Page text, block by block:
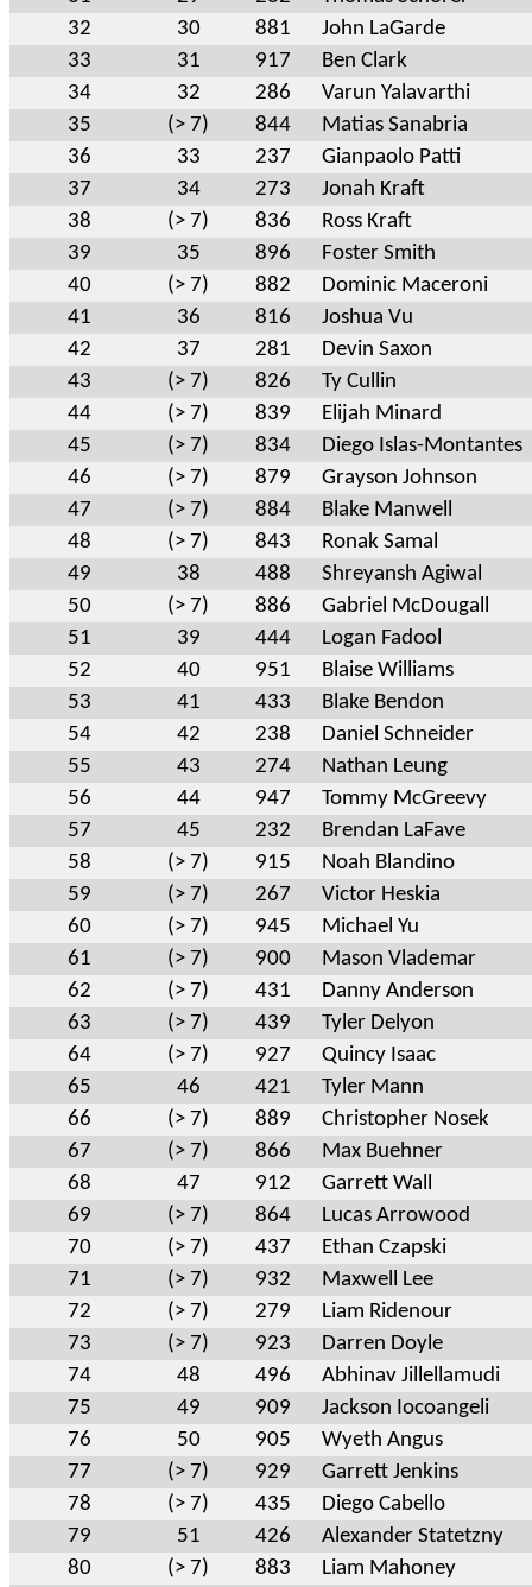
32
30 881
John LaGarde
33
31 917
Ben Clark
34
32 286
Varun Yalavarthi
35
(> 7) 844
Matias Sanabria
36
33 237
Gianpaolo Patti
37
34 273
Jonah Kraft
38
(> 7) 836
Ross Kraft
39
35 896
Foster Smith
40
(> 7) 882
Dominic Maceroni
41
36 816
Joshua Vu
42
37 281
Devin Saxon
43
(> 7) 826
Ty Cullin
44
(> 7) 839
Elijah Minard
45
(> 7) 834
Diego Islas-Montantes
46
(> 7) 879
Grayson Johnson
47
(> 7) 884
Blake Manwell
48
(> 7) 843
Ronak Samal
49
38 488
Shreyansh Agiwal
50
(> 7) 886
Gabriel McDougall
51
39 444
Logan Fadool
52
40 951
Blaise Williams
53
41 433
Blake Bendon
54
42 238
Daniel Schneider
55
43 274
Nathan Leung
56
44 947
Tommy McGreevy
57
45 232
Brendan LaFave
58
(> 7) 915
Noah Blandino
59
(> 7) 267
Victor Heskia
60
(> 7) 945
Michael Yu
61
(> 7) 900
Mason Vlademar
62
(> 7) 431
Danny Anderson
63
(> 7) 439
Tyler Delyon
64
(> 7) 927
Quincy Isaac
65
46 421
Tyler Mann
66
(> 7) 889
Christopher Nosek
67
(> 7) 866
Max Buehner
68
47 912
Garrett Wall
69
(> 7) 864
Lucas Arrowood
70
(> 7) 437
Ethan Czapski
71
(> 7) 932
Maxwell Lee
72
(> 7) 279
Liam Ridenour
73
(> 7) 923
Darren Doyle
74
48 496
Abhinav Jillellamudi
75
49 909
Jackson Iocoangeli
76
50 905
Wyeth Angus
77
(> 7) 929
Garrett Jenkins
78
(> 7) 435
Diego Cabello
79
51 426
Alexander Statetzny
80
(> 7) 883
Liam Mahoney